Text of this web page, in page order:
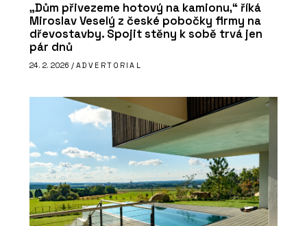
„Dům přivezeme hotový na kamionu,“ říká
Miroslav Veselý z české pobočky firmy na
dřevostavby. Spojit stěny k sobě trvá jen
pár dnů
24. 2. 2026 / ADVERTORIAL